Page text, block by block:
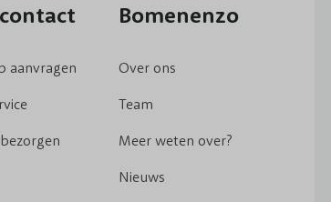
aanvragen
Bomenenzo
Over ons
Team
Meer weten over?
Nieuws